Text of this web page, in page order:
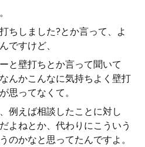
ちしました?とか言って、よ
ですけど、
と壁打ちとか言って聞いて
んかこんなに気持ちよく壁打
思ってなくて。
例えば相談したことに対し
よねとか、代わりにこういう
のかなと思ってたんですよ。